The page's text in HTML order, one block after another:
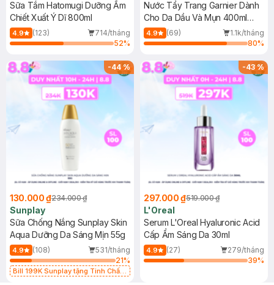
Sữa Tắm Hatomugi Dưỡng Ẩm
Chiết Xuất Ý Dĩ 800ml
4.9 (123)
714/tháng
52%
Nước Tẩy Trang Garnier Dành
Cho Da Dầu Và Mụn 400ml
(Mới)
4.9 (69)
1.1k/tháng
80%
-44%
130.000 ₫234.000 ₫
Sunplay
Sữa Chống Nắng Sunplay Skin
Aqua Dưỡng Da Sáng Mịn 55g
4.9 (108)
531/tháng
21%
Bill 199K Sunplay tặng Tinh Chất
-43%
297.000 ₫519.000 ₫
L'Oreal
Serum L'Oreal Hyaluronic Acid
Cấp Ẩm Sáng Da 30ml
4.9 (27)
279/tháng
39%